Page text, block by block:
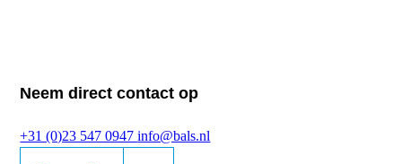
Neem direct contact op
+31 (0)23 547 0947info@bals.nl